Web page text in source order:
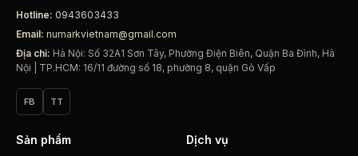
Hotline: 0943603433
Email: numarkvietnam@gmail.com
Địa chỉ: Hà Nội: Số 32A1 Sơn Tây, Phường Điện Biên, Quận Ba Đình, Hà
Nội | TP.HCM: 16/11 đường số 18, phường 8, quận Gò Vấp
FB TT
Sản phẩm Dịch vụ